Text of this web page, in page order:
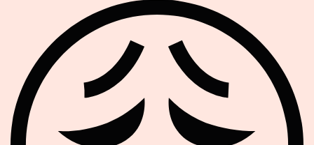
Ist das Geschäft jetzt geöffnet oder geschlossen?